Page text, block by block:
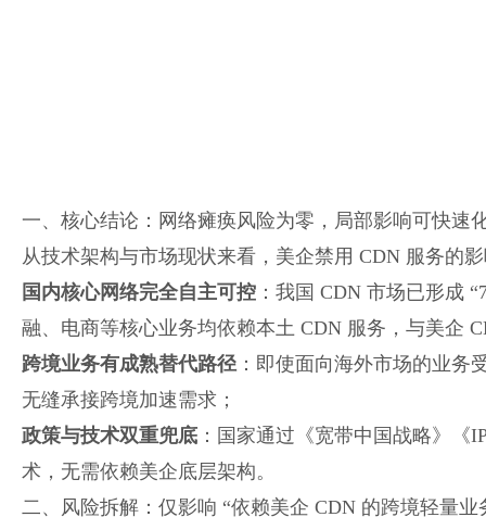
一、核心结论：网络瘫痪风险为零，局部影响可快速
从技术架构与市场现状来看，美企禁用 CDN 服务的
国内核心网络完全自主可控 ：我国 CDN 市场已形成
融、电商等核心业务均依赖本土 CDN 服务，与美企
跨境业务有成熟替代路径：即使面向海外市场的业务
无缝承接跨境加速需求；
政策与技术双重兜底 ：国家通过《宽带中国战略》
术，无需依赖美企底层架构。
二、风险拆解：仅影响 “依赖美企 CDN 的跨境轻量业